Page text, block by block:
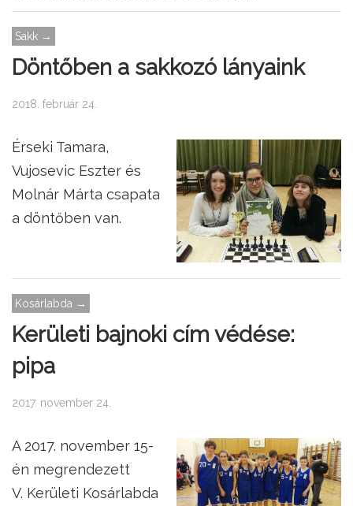
Sakk →
Döntőben a sakkozó lányaink
2018. február 24.
Érseki Tamara,
Vujosevic Eszter és
Molnár Márta csapata
a döntőben van.
Kosárlabda →
Kerületi bajnoki cím védése:
pipa
2017. november 24.
A 2017. november 15-
én megrendezett
V. Kerületi Kosárlabda